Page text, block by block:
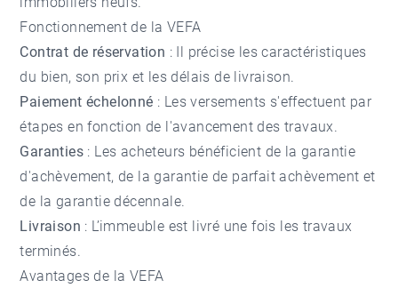
Fonctionnement de la VEFA
Contrat de réservation : Il précise les caractéristiques
du bien, son prix et les délais de livraison.
Paiement échelonné : Les versements s'effectuent par
étapes en fonction de l'avancement des travaux.
Garanties : Les acheteurs bénéficient de la garantie
d'achèvement, de la garantie de parfait achèvement et
de la garantie décennale.
Livraison : L’immeuble est livré une fois les travaux
terminés.
Avantages de la VEFA